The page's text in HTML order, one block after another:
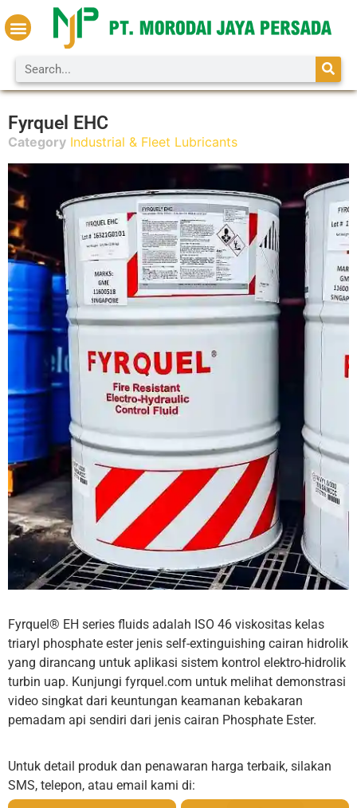
Fyrquel EHC
Category Industrial & Fleet Lubricants
Fyrquel® EH series fluids adalah ISO 46 viskositas kelas
triaryl phosphate ester jenis self-extinguishing cairan hidrolik
yang dirancang untuk aplikasi sistem kontrol elektro-hidrolik
turbin uap. Kunjungi fyrquel.com untuk melihat demonstrasi
video singkat dari keuntungan keamanan kebakaran
pemadam api sendiri dari jenis cairan Phosphate Ester.
Untuk detail produk dan penawaran harga terbaik, silakan
SMS, telepon, atau email kami di: